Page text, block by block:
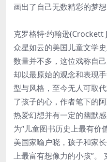
画出了自己无数精彩的梦想
克罗格特·约翰逊
众星如云的美国儿童文学
数量并不多，这位戏称自
却以最原始的观念和表现
型与风格，至今无人可取
了孩子的心，作者笔下的
热爱幻想并有一定的幽默
为“儿童图书历史上最有价
美国家喻户晓，孩子和家
上最富有想像力的小孩”。